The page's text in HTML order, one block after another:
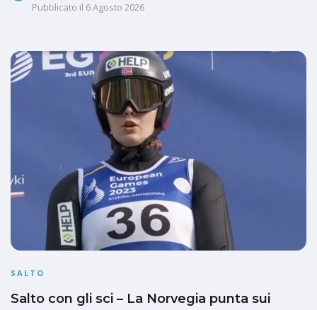
Pubblicato il 6 Agosto 2026
SALTO
Salto con gli sci – La Norvegia punta sui